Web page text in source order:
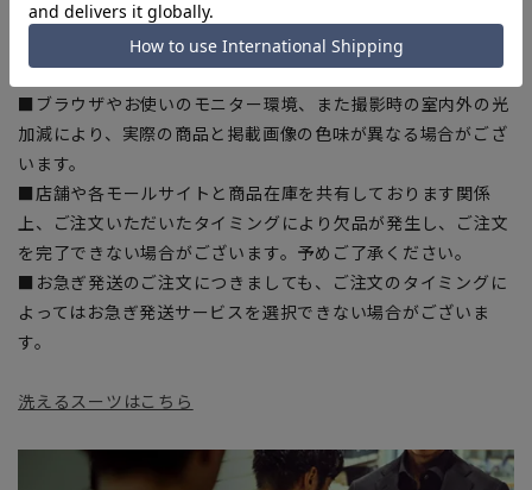
■サイズスペックは仕上がりサイズを記載しております。一
部、商品現物におすすめサイズ(ヌードサイズ)を記載している
商品もございます。
■ブラウザやお使いのモニター環境、また撮影時の室内外の光
加減により、実際の商品と掲載画像の色味が異なる場合がござ
います。
■店舗や各モールサイトと商品在庫を共有しております関係
上、ご注文いただいたタイミングにより欠品が発生し、ご注文
を完了できない場合がございます。予めご了承ください。
■お急ぎ発送のご注文につきましても、ご注文のタイミングに
よってはお急ぎ発送サービスを選択できない場合がございま
す。
洗えるスーツはこちら